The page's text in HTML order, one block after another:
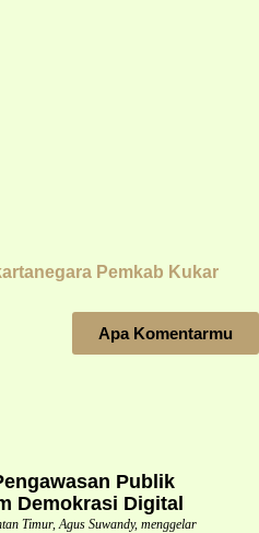
Pemkab Kukar
Apa Komentarmu
Publik
Demokrasi Digital
Timur, Agus Suwandy, menggelar